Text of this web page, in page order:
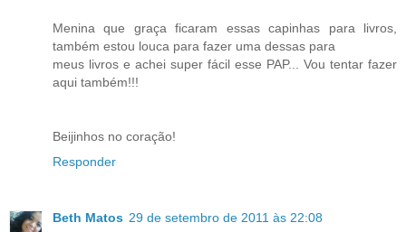
Menina que graça ficaram essas capinhas para livros,
também estou louca para fazer uma dessas para
meus livros e achei super fácil esse PAP... Vou tentar fazer
aqui também!!!
Beijinhos no coração!
Responder
Beth Matos 29 de setembro de 2011 às 22:08